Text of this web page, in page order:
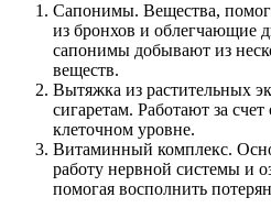
Сапонимы. Вещества,
из бронхов и облегчающие
сапонимы добывают из
веществ.
Вытяжка из растительных
сигаретам. Работают за
клеточном уровне.
Витаминный комплекс.
работу нервной системы и
помогая восполнить